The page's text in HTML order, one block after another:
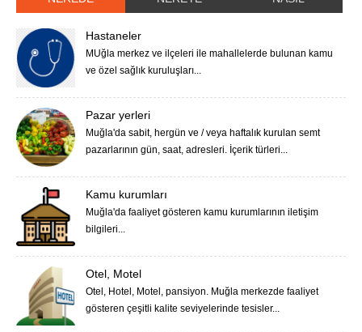
Hastaneler
MUğla merkez ve ilçeleri ile mahallelerde bulunan kamu
ve özel sağlık kuruluşları...
Pazar yerleri
Muğla'da sabit, hergün ve / veya haftalık kurulan semt
pazarlarının gün, saat, adresleri. İçerik türleri...
Kamu kurumları
Muğla'da faaliyet gösteren kamu kurumlarının iletişim
bilgileri...
Otel, Motel
Otel, Hotel, Motel, pansiyon. Muğla merkezde faaliyet
gösteren çeşitli kalite seviyelerinde tesisler...